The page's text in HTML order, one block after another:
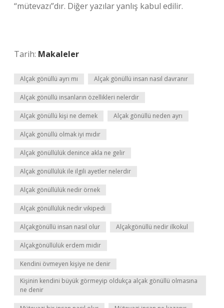
“mütevazı”dır. Diğer yazılar yanlış kabul edilir.
Tarih: Makaleler
Alçak gönüllü ayrı mı Alçak gönüllü insan nasıl davranır
Alçak gönüllü insanların özellikleri nelerdir
Alçak gönüllü kişi ne demek Alçak gönüllü neden ayrı
Alçak gönüllü olmak iyi mıdır
Alçak gönüllülük denince akla ne gelir
Alçak gönüllülük ile ilgili ayetler nelerdir
Alçak gönüllülük nedir örnek
Alçak gönüllülük nedir vikipedi
Alçakgönüllü insan nasıl olur Alçakgönüllü nedir ilkokul
Alçakgönüllülük erdem midir
Kendini övmeyen kişiye ne denir
Kişinin kendini büyük görmeyip oldukça alçak gönüllü olmasına
ne denir